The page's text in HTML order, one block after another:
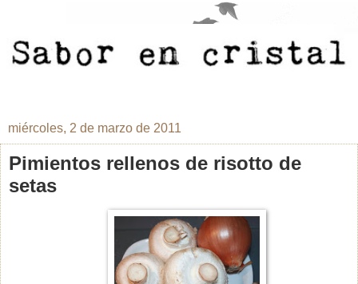
miércoles, 2 de marzo de 2011
Pimientos rellenos de risotto de
setas